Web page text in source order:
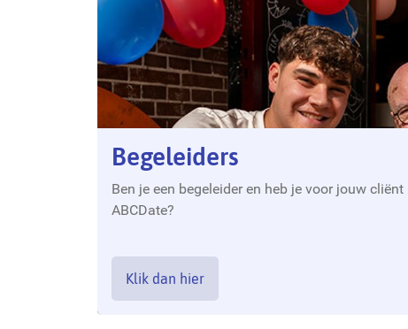
Begeleiders
Ben je een begeleider en heb je voor jouw cliënt
ABCDate?
Klik dan hier